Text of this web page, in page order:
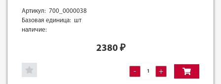
Артикул: 700_0000038
Базовая единица: шт
наличие:
2380₽
- +